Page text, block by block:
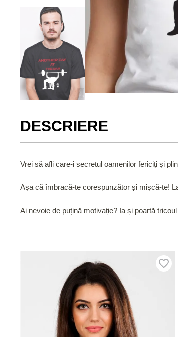
DESCRIERE
Vrei să afli care-i secretul oamenilor fericiți și
Așa că îmbracă-te corespunzător și mișcă-te!
Ai nevoie de puțină motivație? Ia și poartă